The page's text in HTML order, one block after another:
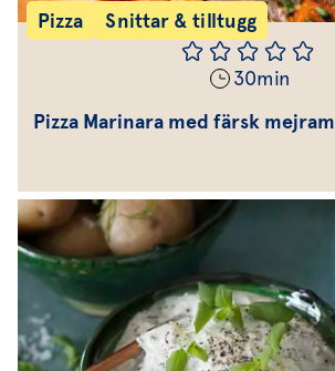
Pizza Snittar & tilltugg
30min
Pizza Marinara med färsk mejram